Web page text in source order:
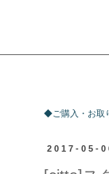
◆ご購入・お取
2017-05-